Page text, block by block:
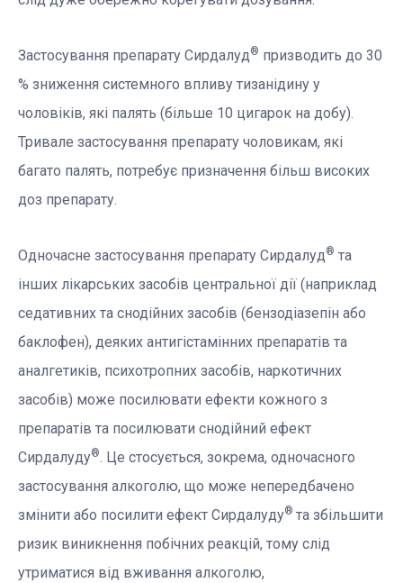
Застосування препарату Сирдалуд® призводить до 30
% зниження системного впливу тизанідину у
чоловіків, які палять (більше 10 цигарок на добу).
Тривале застосування препарату чоловикам, які
багато палять, потребує призначення більш високих
доз препарату.
Одночасне застосування препарату Сирдалуд® та
інших лікарських засобів центральної дії (наприклад
седативних та снодійних засобів (бензодіазепін або
баклофен), деяких антигістамінних препаратів та
аналгетиків, психотропних засобів, наркотичних
засобів) може посилювати ефекти кожного з
препаратів та посилювати снодійний ефект
Сирдалуду®. Це стосується, зокрема, одночасного
застосування алкоголю, що може непередбачено
змінити або посилити ефект Сирдалуду® та збільшити
ризик виникнення побічних реакцій, тому слід
утриматися від вживання алкоголю,